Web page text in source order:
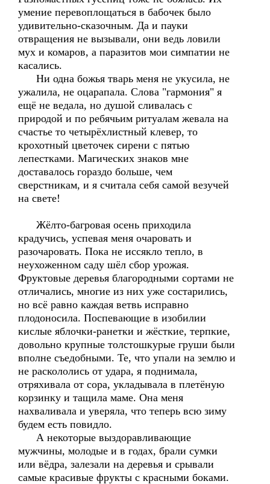
умение перевоплощаться в бабочек было
удивительно-сказочным. Да и пауки
отвращения не вызывали, они ведь ловили
мух и комаров, а паразитов мои симпатии не
касались.
Ни одна божья тварь меня не укусила, не
ужалила, не оцарапала. Слова "гармония" я
ещё не ведала, но душой сливалась с
природой и по ребячьим ритуалам жевала на
счастье то четырёхлистный клевер, то
крохотный цветочек сирени с пятью
лепестками. Магических знаков мне
доставалось гораздо больше, чем
сверстникам, и я считала себя самой везучей
на свете!
Жёлто-багровая осень приходила
крадучись, успевая меня очаровать и
разочаровать. Пока не иссякло тепло, в
неухоженном саду шёл сбор урожая.
Фруктовые деревья благородными сортами не
отличались, многие из них уже состарились,
но всё равно каждая ветвь исправно
плодоносила. Поспевающие в изобилии
кислые яблочки-ранетки и жёсткие, терпкие,
довольно крупные толстошкурые груши были
вполне съедобными. Те, что упали на землю и
не раскололись от удара, я поднимала,
отряхивала от сора, укладывала в плетёную
корзинку и тащила маме. Она меня
нахваливала и уверяла, что теперь всю зиму
будем есть повидло.
А некоторые выздоравливающие
мужчины, молодые и в годах, брали сумки
или вёдра, залезали на деревья и срывали
самые красивые фрукты с красными боками.